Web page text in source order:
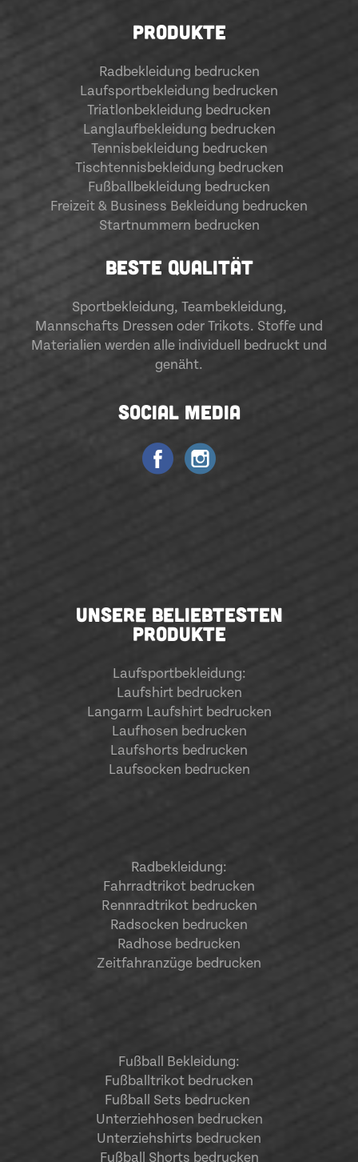
PRODUKTE
Radbekleidung bedrucken
Laufsportbekleidung bedrucken
Triatlonbekleidung bedrucken
Langlaufbekleidung bedrucken
Tennisbekleidung bedrucken
Tischtennisbekleidung bedrucken
Fußballbekleidung bedrucken
Freizeit & Business Bekleidung bedrucken
Startnummern bedrucken
BESTE QUALITÄT
Sportbekleidung, Teambekleidung,
Mannschafts Dressen oder Trikots. Stoffe und
Materialien werden alle individuell bedruckt und
genäht.
SOCIAL MEDIA
UNSERE BELIEBTESTEN
PRODUKTE
Laufsportbekleidung:
Laufshirt bedrucken
Langarm Laufshirt bedrucken
Laufhosen bedrucken
Laufshorts bedrucken
Laufsocken bedrucken
Radbekleidung:
Fahrradtrikot bedrucken
Rennradtrikot bedrucken
Radsocken bedrucken
Radhose bedrucken
Zeitfahranzüge bedrucken
Fußball Bekleidung:
Fußballtrikot bedrucken
Fußball Sets bedrucken
Unterziehhosen bedrucken
Unterziehshirts bedrucken
Fußball Shorts bedrucken